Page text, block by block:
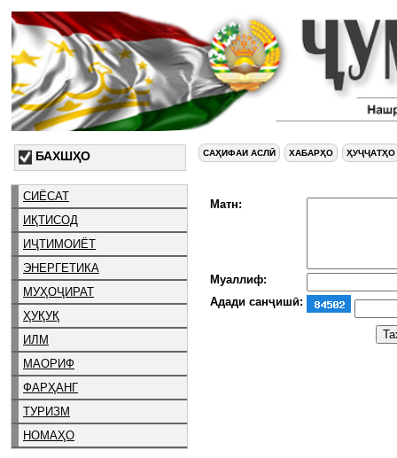
БАХШҲО
СИЁСАТ
ИҚТИСОД
ИҶТИМОИЁТ
ЭНЕРГЕТИКА
МУҲОҶИРАТ
ҲУҚУҚ
ИЛМ
МАОРИФ
ФАРҲАНГ
ТУРИЗМ
НОМАҲО
САҲИФАИ АСЛӢ ХАБАРҲО ҲУҶҶАТҲО
Матн:
Муаллиф:
Адади санҷишӣ: